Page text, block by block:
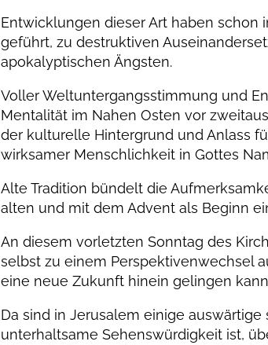
Entwicklungen dieser Art haben schon
geführt, zu destruktiven
apokalyptischen Ängsten.
Voller Weltuntergangsstimmung und
Mentalität im Nahen Osten vor
der kulturelle Hintergrund und Anlass
wirksamer Menschlichkeit in Gottes
Alte Tradition bündelt die
alten und mit dem Advent als Beginn
An diesem vorletzten Sonntag des
selbst zu einem Perspektivenwechsel
eine neue Zukunft hinein gelingen
Da sind in Jerusalem einige auswärtige
unterhaltsame Sehenswürdigkeit ist,